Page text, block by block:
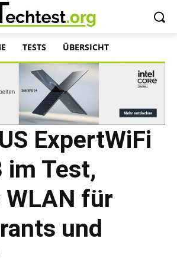
TESTS ÜBERSICHT
ExpertWiFi
im Test,
WLAN für
und